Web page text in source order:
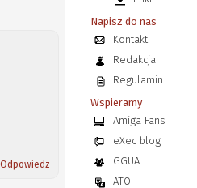
Odpowiedz
Napisz do nas
Kontakt
Redakcja
Regulamin
Wspieramy
Amiga Fans
eXec blog
GGUA
ATO